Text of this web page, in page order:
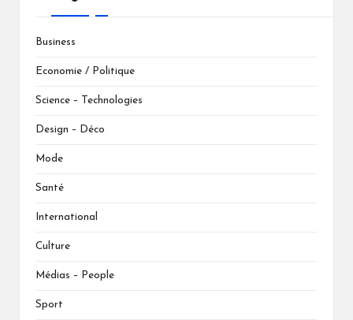
Business
Economie / Politique
Science – Technologies
Design – Déco
Mode
Santé
International
Culture
Médias – People
Sport